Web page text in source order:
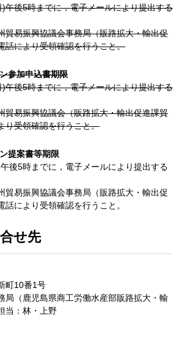
午後5時までに，電子メールにより提出する
貿易振興協議会事務局（販路拡大・輸出促
話により受領確認を行うこと。
参加申込書期限
午後5時までに，電子メールにより提出する
貿易振興協議会（販路拡大・輸出促進課貿
り受領確認を行うこと。
提案書等期限
後5時までに，電子メールにより提出する
貿易振興協議会事務局（販路拡大・輸出促
により受領確認を行うこと。
せ先
町10番1号
局（鹿児島県商工労働水産部販路拡大・輸
当：林・上野